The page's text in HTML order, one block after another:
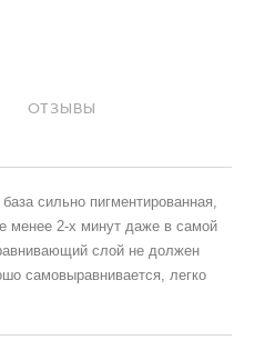
ОТЗЫВЫ
сильно пигментированная,
менее 2-х минут даже в самой
слой не должен
самовыравнивается, легко